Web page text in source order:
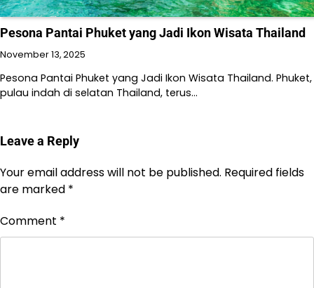
Pesona Pantai Phuket yang Jadi Ikon Wisata Thailand
November 13, 2025
Pesona Pantai Phuket yang Jadi Ikon Wisata Thailand. Phuket,
pulau indah di selatan Thailand, terus…
Leave a Reply
Your email address will not be published. Required fields
are marked *
Comment *